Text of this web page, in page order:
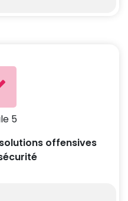
5
offensives